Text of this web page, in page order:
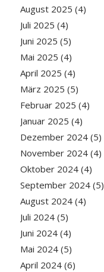
August 2025 (4)
Juli 2025 (4)
Juni 2025 (5)
Mai 2025 (4)
April 2025 (4)
März 2025 (5)
Februar 2025 (4)
Januar 2025 (4)
Dezember 2024(5)
November 2024(4)
Oktober 2024(4)
September 2024(5)
August 2024(4)
Juli 2024(5)
Juni 2024(4)
Mai 2024(5)
April 2024(6)